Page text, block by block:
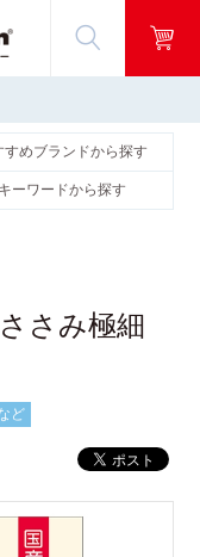
すめブランドから探す
キーワードから探す
さみ極細
ど